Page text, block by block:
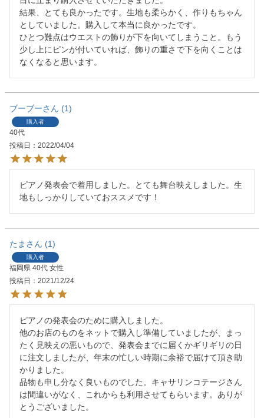
結果、とても良かったです。生地も柔らかく、作りもちゃん
としていました。購入して本当に良かったです。
ひとつ難点はウエストの飾りが下を向いてしまうこと。もう
少し上にピンが付いていれば、飾りの重さで下を向くことは
なくなると思います。
ブーブー 1
購入者
40代
投稿日
2022/04/04
ピアノ発表会で着用しました。とても舞台映えしました。生
地もしっかりしていておススメです！
たま 1
購入者
福岡県 40代 女性
投稿日
2021/12/24
ピアノの発表会のために購入しました。
他のお店のものをネットで購入し準備していましたが、まっ
たく見映えの悪いもので、発表会までに届くかギリギリの日
に注文しましたが、年末の忙しい時期に余裕で届けて頂き助
かりました。
品物も申し分なく良いものでした。キャサリンコテージさん
は間違いがなく、これからも利用させてもらいます。ありが
とうございました。